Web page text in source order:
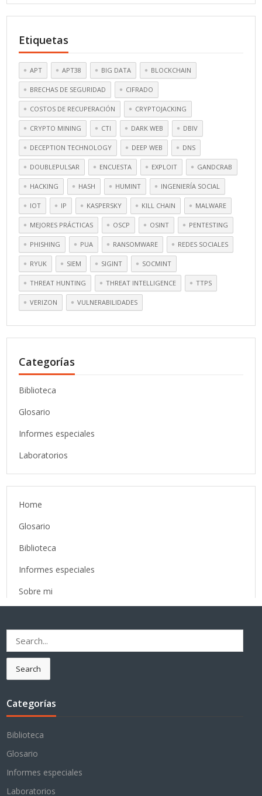
Etiquetas
APT APT38 BIG DATA BLOCKCHAIN
BRECHAS DE SEGURIDAD CIFRADO
COSTOS DE RECUPERACIÓN CRYPTOJACKING
CRYPTO MINING CTI DARK WEB DBIV
DECEPTION TECHNOLOGY DEEP WEB DNS
DOUBLEPULSAR ENCUESTA EXPLOIT GANDCRAB
HACKING HASH HUMINT INGENIERÍA SOCIAL
IOT IP KASPERSKY KILL CHAIN MALWARE
MEJORES PRÁCTICAS OSCP OSINT PENTESTING
PHISHING PUA RANSOMWARE REDES SOCIALES
RYUK SIEM SIGINT SOCMINT
THREAT HUNTING THREAT INTELLIGENCE TTPS
VERIZON VULNERABILIDADES
Categorías
Biblioteca
Glosario
Informes especiales
Laboratorios
Home
Glosario
Biblioteca
Informes especiales
Sobre mi
for:
Search
Categorías
Biblioteca
Glosario
Informes especiales
Laboratorios